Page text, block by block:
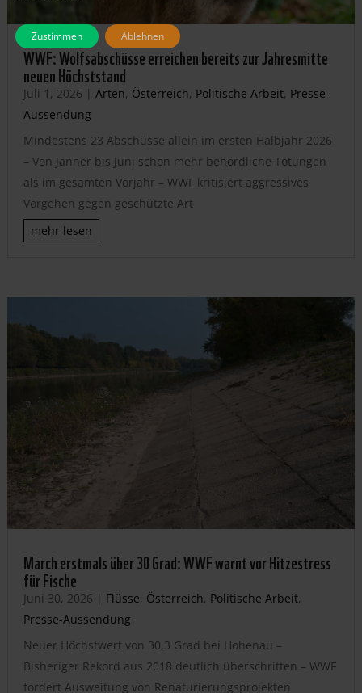
WWF: Wolfsabschüsse erreichen bereits zur Jahresmitte
neuen Höchststand
Juli 1, 2026 | Arten, Österreich, Politische Arbeit, Presse-
Aussendung
Mindestens 23 Abschüsse allein im ersten Halbjahr 2026
– Von Jänner bis Juni schon mehr behördliche Tötungen
als im gesamten Vorjahr – WWF kritisiert aggressives
Vorgehen gegen geschützte Art
mehr lesen
March erstmals über 30 Grad: WWF warnt vor Hitzestress
für Fische
Juni 30, 2026 | Flüsse, Österreich, Politische Arbeit,
Presse-Aussendung
Neuer Höchstwert von 30,3 Grad bei Hohenau –
Bisheriger Rekord aus 2018 deutlich überschritten – WWF
fordert Ausweitung von Renaturierungsprojekten
Zustimmen Ablehnen